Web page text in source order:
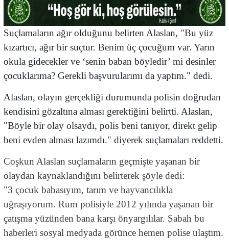
Suçlamaların ağır olduğunu belirten Alaslan, "Bu yüz
kızartıcı, ağır bir suçtur. Benim üç çocuğum var. Yarın
okula gidecekler ve ‘senin baban böyledir’ mi desinler
çocuklarıma? Gerekli başvurularımı da yaptım." dedi.
Alaslan, olayın gerçekliği durumunda polisin doğrudan
kendisini gözaltına alması gerektiğini belirtti. Alaslan,
"Böyle bir olay olsaydı, polis beni tanıyor, direkt gelip
beni evden alması lazımdı." diyerek suçlamaları reddetti.
Coşkun Alaslan suçlamaların geçmişte yaşanan bir
olaydan kaynaklandığını belirterek şöyle dedi:
"3 çocuk babasıyım, tarım ve hayvancılıkla
uğraşıyorum. Rum polisiyle 2012 yılında yaşanan bir
çatışma yüzünden bana karşı önyargılılar. Sabah bu
haberleri sosyal medyada görünce hemen polise ulaştım.